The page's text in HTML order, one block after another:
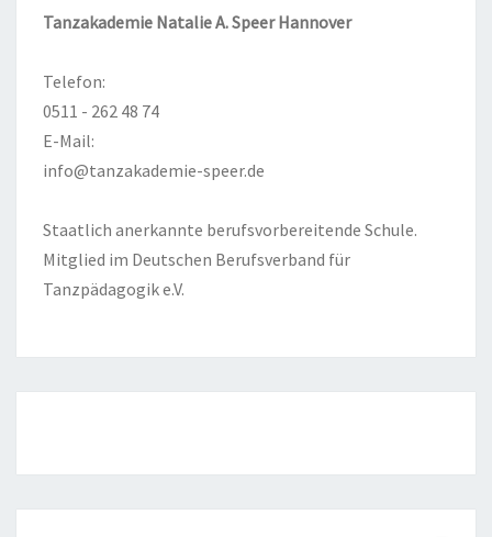
Tanzakademie Natalie A. Speer Hannover
Telefon:
0511 - 262 48 74
E-Mail:
info@tanzakademie-speer.de
Staatlich anerkannte berufsvorbereitende Schule.
Mitglied im Deutschen Berufsverband für
Tanzpädagogik e.V.